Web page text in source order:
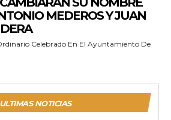
MEDEROS Y JUAN
Celebrado En El Ayuntamiento De
ULTIMAS NOTICIAS